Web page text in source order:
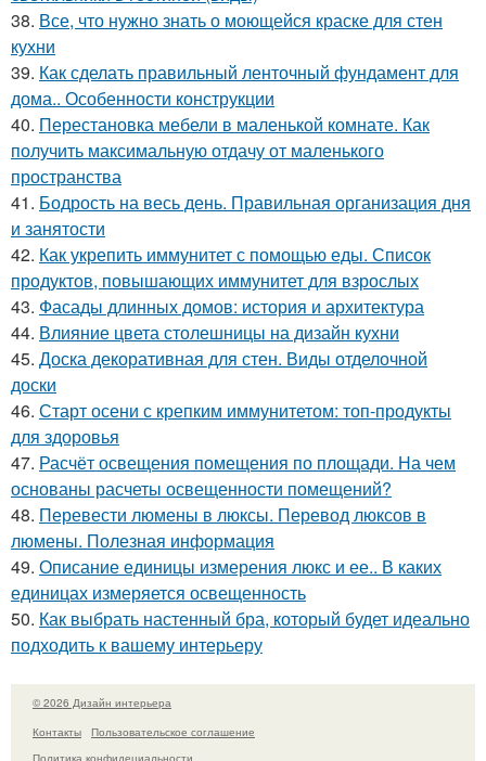
38. Все, что нужно знать о моющейся краске для стен
кухни
39. Как сделать правильный ленточный фундамент для
дома.. Особенности конструкции
40. Перестановка мебели в маленькой комнате. Как
получить максимальную отдачу от маленького
пространства
41. Бодрость на весь день. Правильная организация дня
и занятости
42. Как укрепить иммунитет с помощью еды. Список
продуктов, повышающих иммунитет для взрослых
43. Фасады длинных домов: история и архитектура
44. Влияние цвета столешницы на дизайн кухни
45. Доска декоративная для стен. Виды отделочной
доски
46. Старт осени с крепким иммунитетом: топ-продукты
для здоровья
47. Расчёт освещения помещения по площади. На чем
основаны расчеты освещенности помещений?
48. Перевести люмены в люксы. Перевод люксов в
люмены. Полезная информация
49. Описание единицы измерения люкс и ее.. В каких
единицах измеряется освещенность
50. Как выбрать настенный бра, который будет идеально
подходить к вашему интерьеру
© 2026 Дизайн интерьера
Контакты
Пользовательское соглашение
Политика конфидециальности